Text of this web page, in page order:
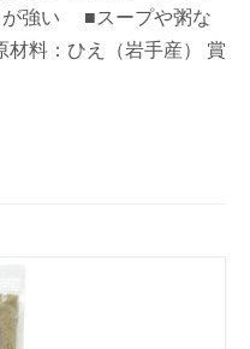
が強い ■スープや粥な
料：ひえ（岩手産） 賞